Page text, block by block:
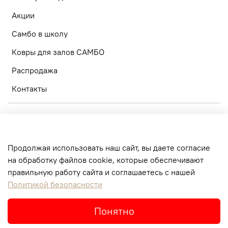
Акции
Самбо в школу
Ковры для залов САМБО
Распродажа
Контакты
Тренерам
Доставка и оплата
Часто задаваемые вопросы
Интернет-магазин создан на inSales
Продолжая использовать наш сайт, вы даете согласие
на обработку файлов cookie, которые обеспечивают
правильную работу сайта и соглашаетесь с нашей
Политикой безопасности
Понятно